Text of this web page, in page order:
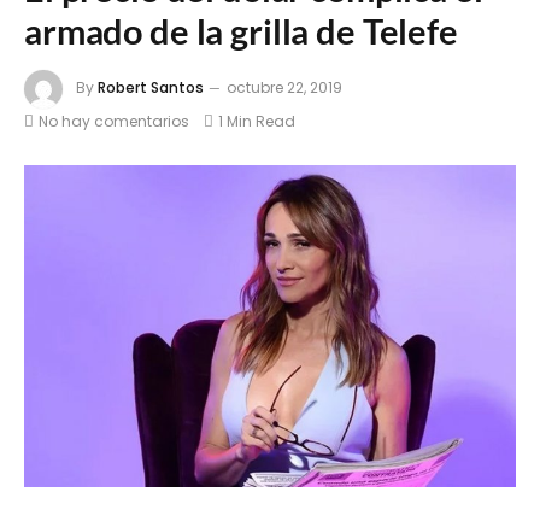
armado de la grilla de Telefe
ByRobert Santos
octubre 22, 2019
No hay comentarios
1 Min Read